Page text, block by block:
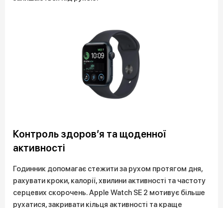
Контроль здоров’я та щоденної
активності
Годинник допомагає стежити за рухом протягом дня,
рахувати кроки, калорії, хвилини активності та частоту
серцевих скорочень. Apple Watch SE 2 мотивує більше
рухатися, закривати кільця активності та краще